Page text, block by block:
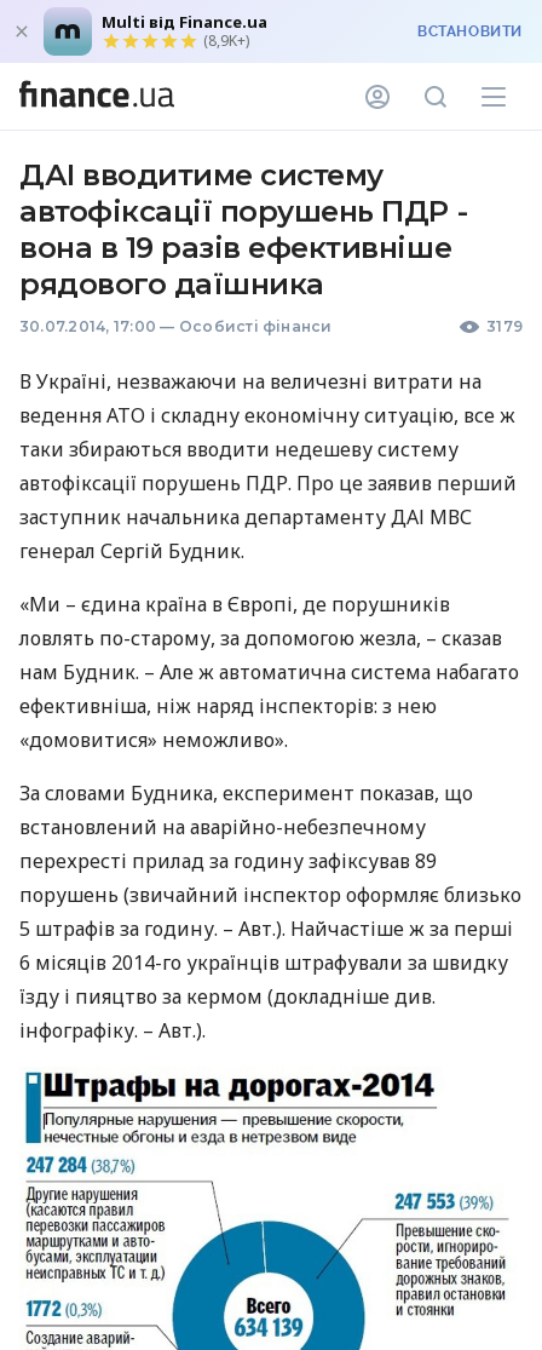
Multi від Finance.ua
(8,9K+) ВСТАНОВИТИ
ДАІ вводитиме систему
автофіксації порушень ПДР -
вона в 19 разів ефективніше
рядового даїшника
30.07.2014, 17:00 — Особисті фінанси 3179
В Україні, незважаючи на величезні витрати на
веденняАТО і складну економічну ситуацію, все ж
таки збираються вводити недешеву систему
автофіксації порушень ПДР. Про це заявив перший
заступник начальника департаментуДАІ МВС
генерал Сергій Будник.
«Ми – єдина країна в Європі, де порушників
ловлять по-старому, за допомогою жезла, – сказав
нам Будник. – Але ж автоматична система набагато
ефективніша, ніж наряд інспекторів: з нею
«домовитися» неможливо».
За словами Будника, експеримент показав, що
встановлений на аварійно-небезпечному
перехресті прилад за годину зафіксував 89
порушень (звичайний інспектор оформляє близько
5 штрафів за годину. – Авт.). Найчастіше ж за перші
6 місяців 2014-го українців штрафували за швидку
їзду і пияцтво за кермом (докладніше див.
інфографіку. – Авт.).